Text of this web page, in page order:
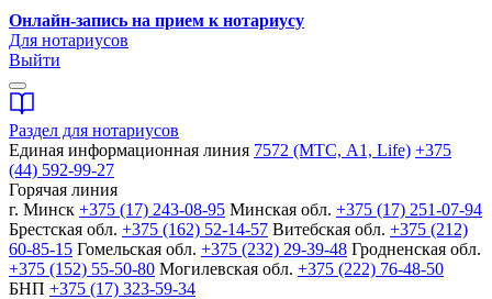
Онлайн-запись на прием к нотариусу
Для нотариусов
Выйти
Раздел для нотариусов
Единая информационная линия 7572 (МТС, A1, Life) +375
(44) 592-99-27
Горячая линия
г. Минск +375 (17) 243-08-95 Минская обл. +375 (17) 251-07-94
Брестская обл. +375 (162) 52-14-57 Витебская обл. +375 (212)
60-85-15 Гомельская обл. +375 (232) 29-39-48 Гродненская обл.
+375 (152) 55-50-80 Могилевская обл. +375 (222) 76-48-50
БНП +375 (17) 323-59-34